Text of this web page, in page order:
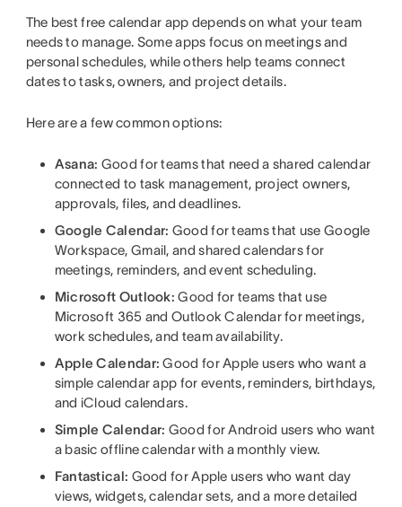
The best free calendar app depends on what your team
needs to manage. Some apps focus on meetings and
personal schedules, while others help teams connect
dates to tasks, owners, and project details.
Here are a few common options:
Asana: Good for teams that need a shared calendar
connected to task management, project owners,
approvals, files, and deadlines.
Google Calendar: Good for teams that use Google
Workspace, Gmail, and shared calendars for
meetings, reminders, and event scheduling.
Microsoft Outlook: Good for teams that use
Microsoft 365 and Outlook Calendar for meetings,
work schedules, and team availability.
Apple Calendar: Good for Apple users who want a
simple calendar app for events, reminders, birthdays,
and iCloud calendars.
Simple Calendar: Good for Android users who want
a basic offline calendar with a monthly view.
Fantastical: Good for Apple users who want day
views, widgets, calendar sets, and a more detailed